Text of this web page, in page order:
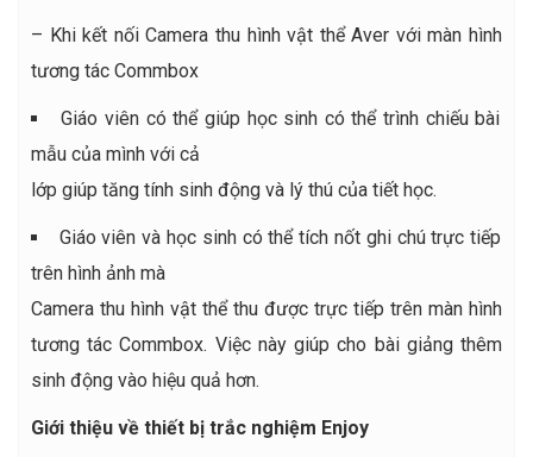
– Khi kết nối Camera thu hình vật thể Aver với màn hình
tương tác Commbox
Giáo viên có thể giúp học sinh có thể trình chiếu bài
mẫu của mình với cả
lớp giúp tăng tính sinh động và lý thú của tiết học.
Giáo viên và học sinh có thể tích nốt ghi chú trực tiếp
trên hình ảnh mà
Camera thu hình vật thể thu được trực tiếp trên màn hình
tương tác Commbox. Việc này giúp cho bài giảng thêm
sinh động vào hiệu quả hơn.
Giới thiệu về thiết bị trắc nghiệm Enjoy